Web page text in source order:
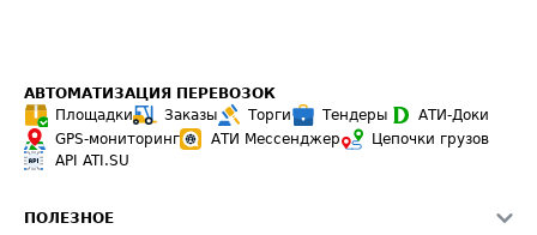
АВТОМАТИЗАЦИЯ ПЕРЕВОЗОК
Площадки
Заказы Торги Тендеры
АТИ-Доки
GPS-мониторинг
АТИ Мессенджер
Цепочки грузов
API ATI.SU
ПОЛЕЗНОЕ